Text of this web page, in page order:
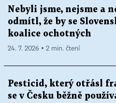
Nebyli jsme, nejsme a
odmítl, že by se
koalice ochotných
24. 7. 2026 ▪ 2 min. čtení
Pesticid, který otřásl
se v Česku běžně